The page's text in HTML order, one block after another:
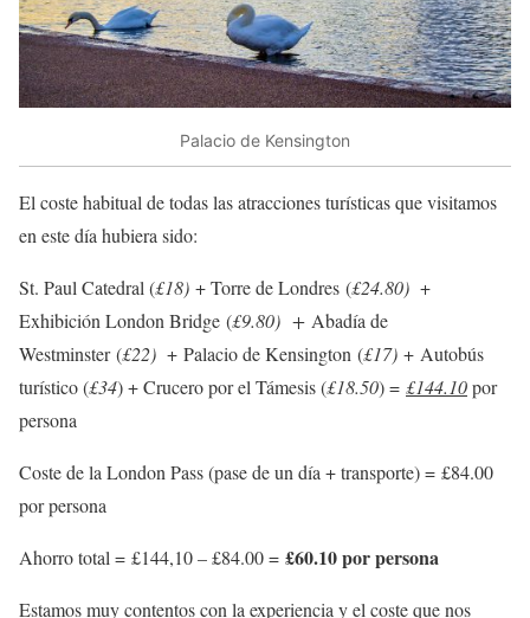
Palacio de Kensington
El coste habitual de todas las atracciones turísticas que visitamos
en este día hubiera sido:
St. Paul Catedral (£18) + Torre de Londres (£24.80) +
Exhibición London Bridge (£9.80) + Abadía de
Westminster (£22) + Palacio de Kensington (£17) + Autobús
turístico (£34) + Crucero por el Támesis (£18.50) = £144.10por
persona
Coste de la London Pass (pase de un día + transporte) = £84.00
por persona
Ahorro total = £144,10 – £84.00 = £60.10 por persona
Estamos muy contentos con la experiencia y el coste que nos